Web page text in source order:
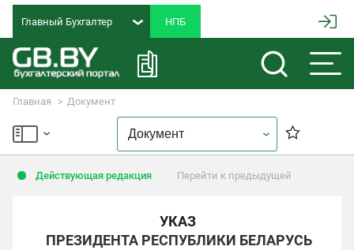
Главный Бухгалтер
Главная Документ
Действующая редакция Перейти к предыдущей
УКАЗ
ПРЕЗИДЕНТА РЕСПУБЛИКИ БЕЛАРУСЬ